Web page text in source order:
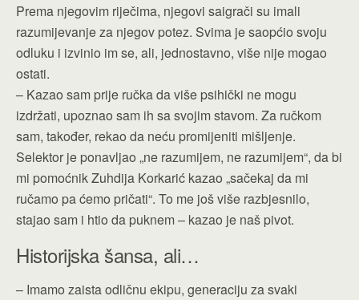
Prema njegovim riječima, njegovi saigrači su imali
razumijevanje za njegov potez. Svima je saopćio svoju
odluku i izvinio im se, ali, jednostavno, više nije mogao
ostati.
– Kazao sam prije ručka da više psihički ne mogu
izdržati, upoznao sam ih sa svojim stavom. Za ručkom
sam, također, rekao da neću promijeniti mišljenje.
Selektor je ponavljao „ne razumijem, ne razumijem“, da bi
mi pomoćnik Zuhdija Korkarić kazao „sačekaj da mi
ručamo pa ćemo pričati“. To me još više razbjesnilo,
stajao sam i htio da puknem – kazao je naš pivot.
Historijska šansa, ali…
– Imamo zaista odličnu ekipu, generaciju za svaki